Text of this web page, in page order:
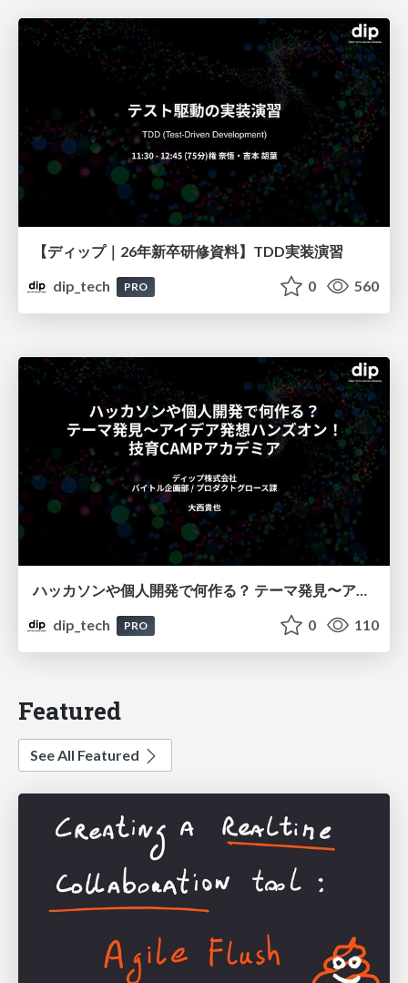
【ディップ｜26年新卒研修資料】TDD実装演習
dip_tech
PRO 0 560
ハッカソンや個人開発で何作る？ テーマ発見〜アイデア発想ハンズオン！ 技育CAMPアカデミア
dip_tech
PRO 0 110
Featured
See All Featured